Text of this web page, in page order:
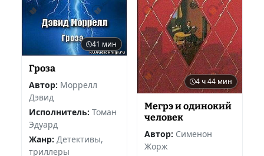
41 мин
Гроза
Автор: Моррелл
Дэвид
Исполнитель: Томан
Эдуард
Жанр: Детективы,
триллеры
4 ч 44 мин
Мегрэ и одинокий
человек
Автор: Сименон
Жорж